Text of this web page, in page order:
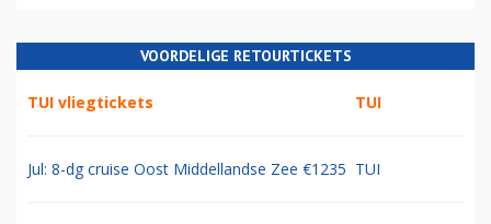
VOORDELIGE RETOURTICKETS
TUI vliegtickets TUI
Jul: 8-dg cruise Oost Middellandse Zee €1235 TUI